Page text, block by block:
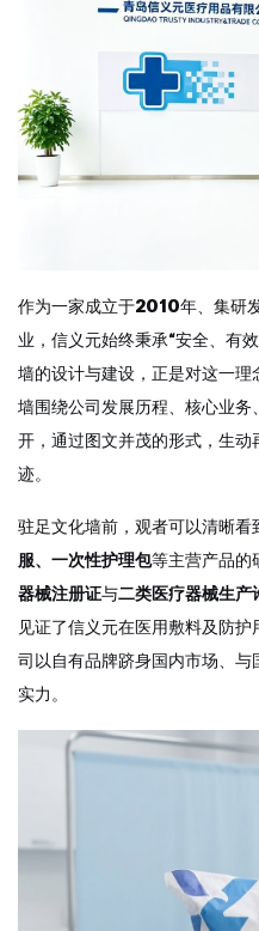
作为一家成立于2010年、集研
业，信义元始终秉承“安全、有
墙的设计与建设，正是对这一
墙围绕公司发展历程、核心业
开，通过图文并茂的形式，生
迹。
驻足文化墙前，观者可以清晰看
服、一次性护理包等主营产品的
器械注册证与二类医疗器械生产
见证了信义元在医用敷料及防
司以自有品牌跻身国内市场、
实力。